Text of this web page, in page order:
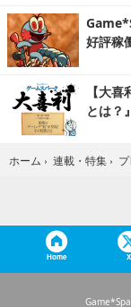
好評稼
【大
とは？
ホーム › 連載・特集 ›
Home X